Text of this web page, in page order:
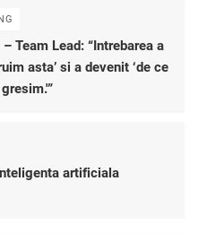
Team Lead: “Intrebarea a
asta’ si a devenit ‘de ce
artificiala